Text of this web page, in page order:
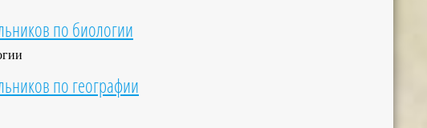
по биологии
по географии